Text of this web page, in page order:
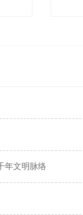
年文明脉络